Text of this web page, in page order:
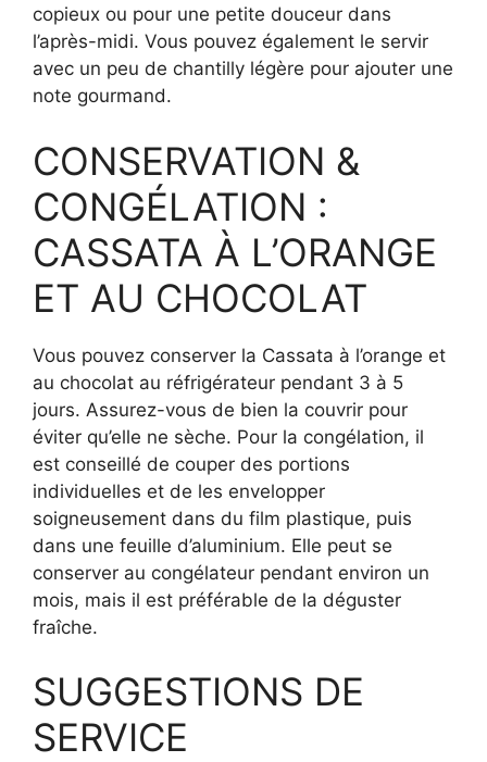
copieux ou pour une petite douceur dans
l’après-midi. Vous pouvez également le servir
avec un peu de chantilly légère pour ajouter une
note gourmand.
CONSERVATION &
CONGÉLATION :
CASSATA À L’ORANGE
ET AU CHOCOLAT
Vous pouvez conserver la Cassata à l’orange et
au chocolat au réfrigérateur pendant 3 à 5
jours. Assurez-vous de bien la couvrir pour
éviter qu’elle ne sèche. Pour la congélation, il
est conseillé de couper des portions
individuelles et de les envelopper
soigneusement dans du film plastique, puis
dans une feuille d’aluminium. Elle peut se
conserver au congélateur pendant environ un
mois, mais il est préférable de la déguster
fraîche.
SUGGESTIONS DE
SERVICE